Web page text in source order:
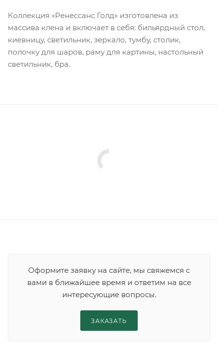
Коллекция «Ренессанс Голд» изготовлена из
массива клена и включает в себя: бильярдный стол,
киевницу, светильник, зеркало, тумбу, столик,
полочку для шаров, раму для картины, настольный
светильник, бра.
Оформите заявку на сайте, мы свяжемся с
вами в ближайшее время и ответим на все
интересующие вопросы.
ЗАКАЗАТЬ